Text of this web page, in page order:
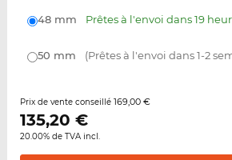
48 mm Prêtes à l'envoi dans 19
50 mm (Prêtes à l'envoi dans 1-2
Prix de vente conseillé 169,00 €
135,20 €
20.00% de TVA incl.